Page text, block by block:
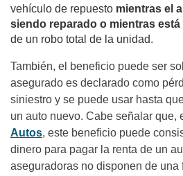
vehículo de repuesto mientras el
siendo reparado o mientras
de un robo total de la unidad.
También, el beneficio puede ser
asegurado es declarado como
siniestro y se puede usar hasta
un auto nuevo. Cabe señalar que,
Autos, este beneficio puede
dinero para pagar la renta de un
aseguradoras no disponen de